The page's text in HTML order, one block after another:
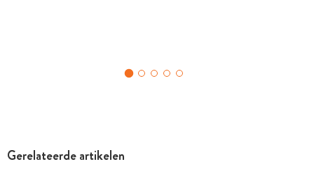
Gerelateerde artikelen